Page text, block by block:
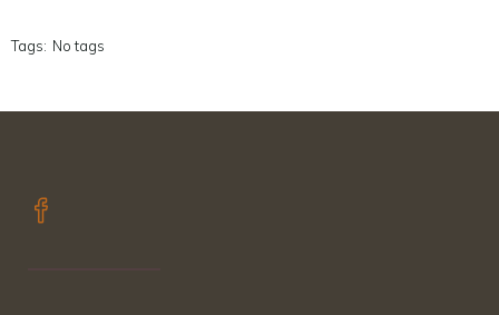
Tags: No tags